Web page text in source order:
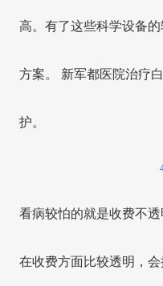
高。有了这些科学设备
方案。 新军都医院治疗
护。
看病较怕的就是收费不
在收费方面比较透明，